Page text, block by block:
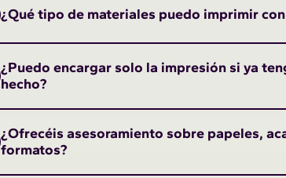
¿Qué tipo de materiales puedo imprimir
¿Puedo encargar solo la impresión si ya
hecho?
¿Ofrecéis asesoramiento sobre papeles,
formatos?